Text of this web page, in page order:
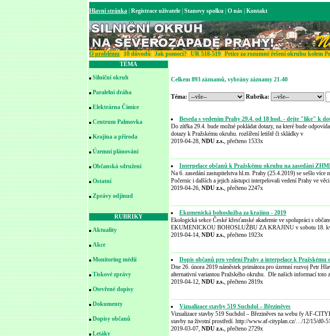
Hlavní stránka Registrace uživatele Stanovy spolku O nás Kontakt
O problému
10 důvodů Jak pomoci? UR 518-519 Petice za rozumné řešení okruhu kolem
TÉMA
Silniční okruh
Paralelní dráha
Elektrárna Čimice
Centrum Palmovka
Krajina a příroda
Územní plánování
Občanská sdružení
Ostatní
Zprávy odjinud
RUBRIKY
Aktuality
Akce
Monitoring médií
Tiskové zprávy
Otevřené dopisy
Dokumenty
Dopisy občanů
Letáky
Celkem 893 záznamů, vybrány záznamy 21-40
Téma: Rubrika:
Beseda s vedením Prahy 29.4. od 18 hod. - dejte "like" k
Do zítřka 29.4. bude možné pokládat dotazy, na které bude
dotazy k Pražskému okruhu. rozšíření letiště či skládky v
2019-04-28, NDU z.s., přečteno 1533x
Interpelace občanů k Pražskému okruhu na zasedání
Na 6. zasedání zastupitelstva hl.m. Prahy (25.4.2019) se sešlo
Počernic i dalších a jejich zástupci interpelovali vedení Prahy ve věci
2019-04-26, NDU z.s., přečteno 2247x
Ekumenická bohoslužba za krajinu - 2019
Ekologická sekce České křesťanské akademie ve spolupráci s
EKUMENICKOU BOHOSLUŽBU ZA KRAJINU v sobotu 18.
2019-04-14, NDU z.s., přečteno 1923x
Dopis občanů pro vedení Prahy a interpelace k Pražskému
Dne 26. února 2019 náměstek primátora pro územní rozvoj Petr
alternativní variantou Pražského okruhu. Dle našich informací toto
2019-04-12, NDU z.s., přečteno 2819x
Vizualizace stavby 519 Suchdol – Březiněves
Vizualizace stavby 519 Suchdol – Březiněves na webu fy AF-
stavby na životní prostředí. http://www.af-cityplan.cz/…/12/15/d0-
2019-03-07, NDU z.s., přečteno 2729x